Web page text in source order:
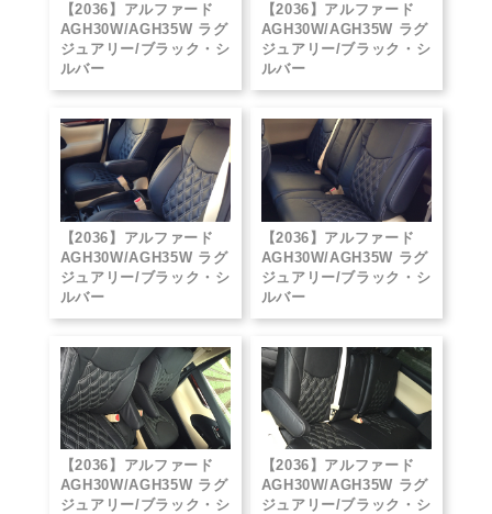
【2036】アルファード
AGH30W/AGH35W ラグ
ジュアリー/ブラック・シ
ルバー
【2036】アルファード
AGH30W/AGH35W ラグ
ジュアリー/ブラック・シ
ルバー
【2036】アルファード
AGH30W/AGH35W ラグ
ジュアリー/ブラック・シ
ルバー
【2036】アルファード
AGH30W/AGH35W ラグ
ジュアリー/ブラック・シ
ルバー
【2036】アルファード
AGH30W/AGH35W ラグ
ジュアリー/ブラック・シ
【2036】アルファード
AGH30W/AGH35W ラグ
ジュアリー/ブラック・シ